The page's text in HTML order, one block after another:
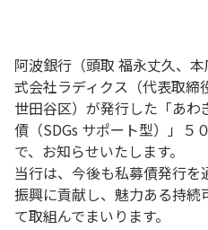
阿波銀行（頭取 福永丈久、
式会社ラディクス（代表取締
世田谷区）が発行した「あ
債（SDGs サポート型）」５
で、お知らせいたします。
当行は、今後も私募債発行
振興に貢献し、魅力ある持
て取組んでまいります。